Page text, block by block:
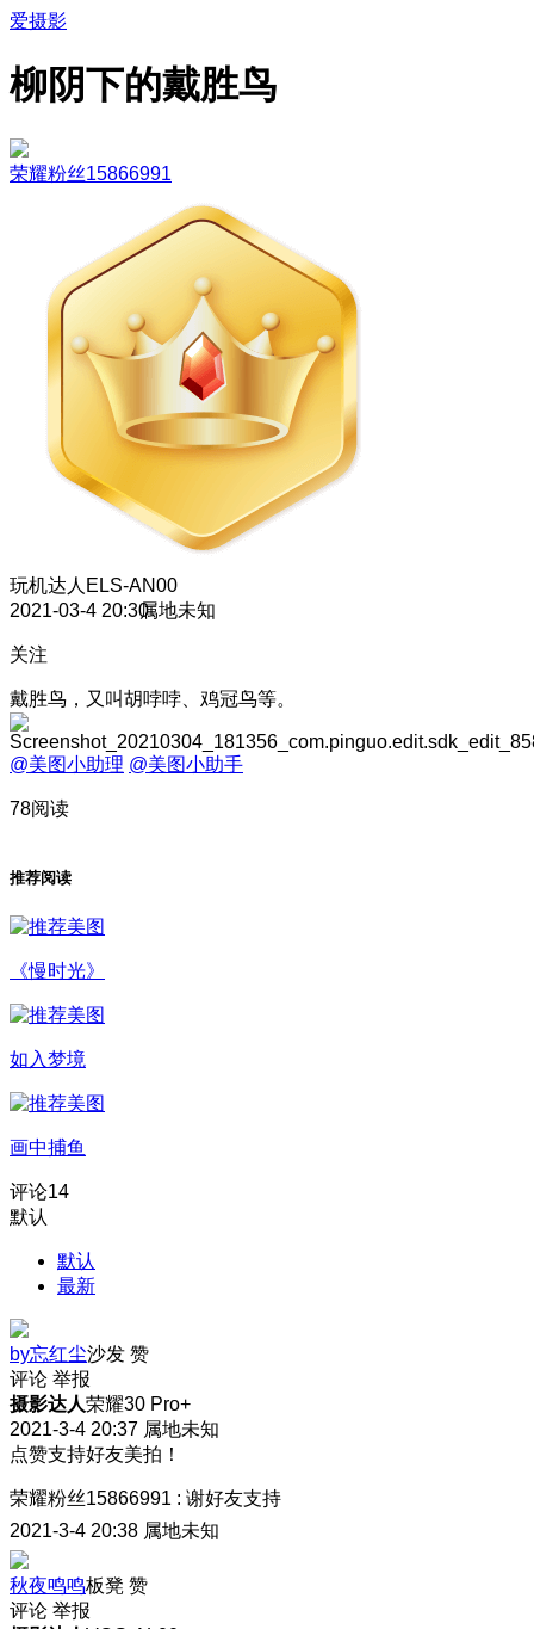
爱摄影
柳阴下的戴胜鸟
荣耀粉丝15866991
玩机达人 ELS-AN00
2021-03-4 20:30属地未知
关注
戴胜鸟，又叫胡哱哱、鸡冠鸟等。
@美图小助理 @美图小助手
78阅读
推荐阅读
《慢时光》
如入梦境
画中捕鱼
评论14
默认
默认
最新
by忘红尘沙发 赞
评论 举报
摄影达人荣耀30 Pro+
2021-3-4 20:37 属地未知
点赞支持好友美拍！
荣耀粉丝15866991 : 谢好友支持
2021-3-4 20:38 属地未知
秋夜鸣鸣板凳 赞
评论 举报